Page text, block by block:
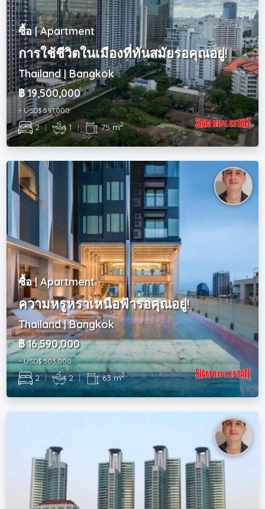
ซื้อ | Apartment
การใช้ชีวิตในเมืองที่ทันสมัยรอคุณอยู่!
Thailand | Bangkok
฿ 19,500,000
~ USD$ 591,000
2 | 1 | 75 m2
ซื้อ | Apartment
ความหรูหราเหนือฟ้ารอคุณอยู่!
Thailand | Bangkok
฿ 16,590,000
~ USD$ 503,000
2 | 2 | 63 m2